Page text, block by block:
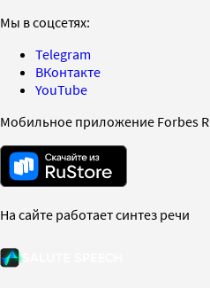
Мы в соцсетях:
Telegram
ВКонтакте
YouTube
Мобильное приложение Forbes
На сайте работает синтез речи